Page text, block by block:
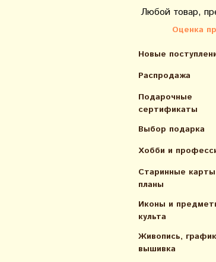
Любой товар,
Оценка
Новые
Распродажа
Подарочные
сертификаты
Выбор подарка
Хобби и
Старинные
планы
Иконы и
культа
Живопись,
вышивка